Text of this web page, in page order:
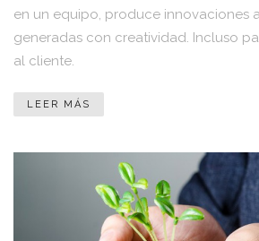
en un equipo, produce innovaciones
generadas con creatividad. Incluso
al cliente.
LEER MÁS